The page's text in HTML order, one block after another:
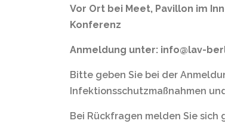
Vor Ort bei Meet, Pavillon im
Konferenz
Anmeldung unter: info@lav-
Bitte geben Sie bei der
Infektionsschutzmaßnahmen
Bei Rückfragen melden Sie sich